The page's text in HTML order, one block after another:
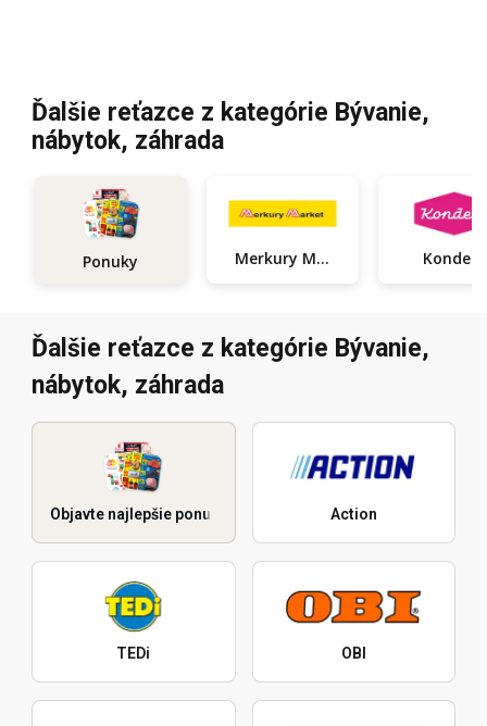
Ďalšie reťazce z kategórie Bývanie,
nábytok, záhrada
Ponuky Merkury Market Kondela
Ďalšie reťazce z kategórie Bývanie,
nábytok, záhrada
Objavte najlepšie ponuky Action
TEDi OBI